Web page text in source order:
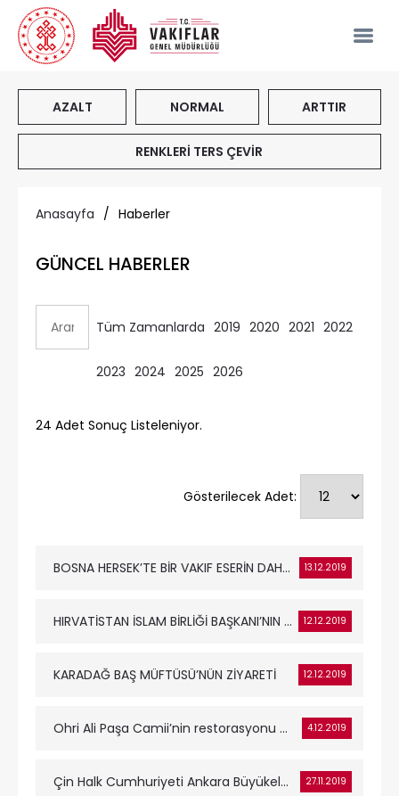
AZALT NORMAL ARTTIR
RENKLERİ TERS ÇEVİR
Anasayfa / Haberler
GÜNCEL HABERLER
Tüm Zamanlarda 2019 2020 2021 2022
2023 2024 2025 2026
24 Adet Sonuç Listeleniyor.
Gösterilecek Adet:
BOSNA HERSEK’TE BİR VAKIF ESERİN DAHA RESTORASYONU TAMAMLANDI 13.12.2019
HIRVATİSTAN İSLAM BİRLİĞİ BAŞKANI’NIN ZİYARETİ 12.12.2019
KARADAĞ BAŞ MÜFTÜSÜ’NÜN ZİYARETİ 12.12.2019
Ohri Ali Paşa Camii’nin restorasyonu tamamlanıp ibadete açıldı. 4.12.2019
Çin Halk Cumhuriyeti Ankara Büyükelçiliği Müsteşarı Sayın Zhao Hongtian ve Beraberindeki Heyet Genel Müdürümüz... 27.11.2019